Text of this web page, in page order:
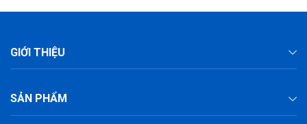
GIỚI THIỆU
SẢN PHẨM